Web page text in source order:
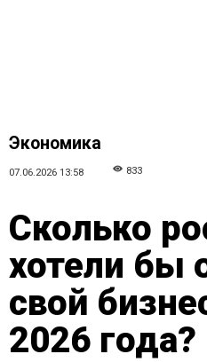
Экономика
07.06.2026 13:58 833
Сколько
хотели бы
свой
2026 года?